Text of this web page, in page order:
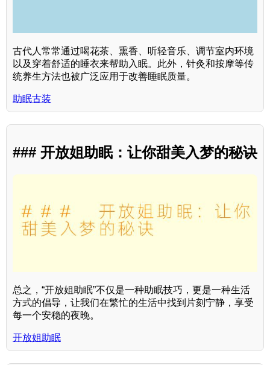
古代人常常通过喝花茶、熏香、听轻音乐、调节室内环境
以及穿着舒适的睡衣来帮助入眠。此外，针灸和按摩等传
统养生方法也被广泛应用于改善睡眠质量。
助眠古装
### 开放姐助眠：让你甜美入梦的秘诀
总之，“开放姐助眠”不仅是一种助眠技巧，更是一种生活
方式的倡导，让我们在繁忙的生活中找到片刻宁静，享受
每一个安稳的夜晚。
开放姐助眠